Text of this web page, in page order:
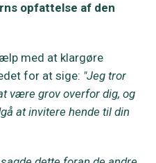
opfattelse af den
med at klargøre
for at sige: "Jeg tror
være grov overfor dig, og
at invitere hende til din